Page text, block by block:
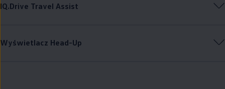
IQ.Drive Travel Assist
Wyświetlacz Head-Up